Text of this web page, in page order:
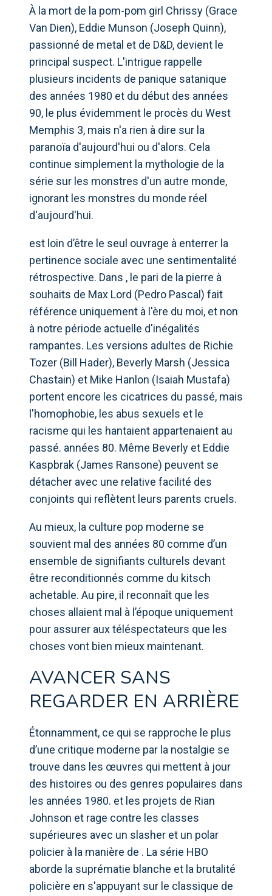
À la mort de la pom-pom girl Chrissy (Grace
Van Dien), Eddie Munson (Joseph Quinn),
passionné de metal et de D&D, devient le
principal suspect. L'intrigue rappelle
plusieurs incidents de panique satanique
des années 1980 et du début des années
90, le plus évidemment le procès du West
Memphis 3, mais n'a rien à dire sur la
paranoïa d'aujourd'hui ou d'alors. Cela
continue simplement la mythologie de la
série sur les monstres d'un autre monde,
ignorant les monstres du monde réel
d'aujourd'hui.
est loin d’être le seul ouvrage à enterrer la
pertinence sociale avec une sentimentalité
rétrospective. Dans , le pari de la pierre à
souhaits de Max Lord (Pedro Pascal) fait
référence uniquement à l'ère du moi, et non
à notre période actuelle d'inégalités
rampantes. Les versions adultes de Richie
Tozer (Bill Hader), Beverly Marsh (Jessica
Chastain) et Mike Hanlon (Isaiah Mustafa)
portent encore les cicatrices du passé, mais
l'homophobie, les abus sexuels et le
racisme qui les hantaient appartenaient au
passé. années 80. Même Beverly et Eddie
Kaspbrak (James Ransone) peuvent se
détacher avec une relative facilité des
conjoints qui reflètent leurs parents cruels.
Au mieux, la culture pop moderne se
souvient mal des années 80 comme d’un
ensemble de signifiants culturels devant
être reconditionnés comme du kitsch
achetable. Au pire, il reconnaît que les
choses allaient mal à l’époque uniquement
pour assurer aux téléspectateurs que les
choses vont bien mieux maintenant.
AVANCER SANS
REGARDER EN ARRIÈRE
Étonnamment, ce qui se rapproche le plus
d’une critique moderne par la nostalgie se
trouve dans les œuvres qui mettent à jour
des histoires ou des genres populaires dans
les années 1980. et les projets de Rian
Johnson et rage contre les classes
supérieures avec un slasher et un polar
policier à la manière de . La série HBO
aborde la suprématie blanche et la brutalité
policière en s'appuyant sur le classique de